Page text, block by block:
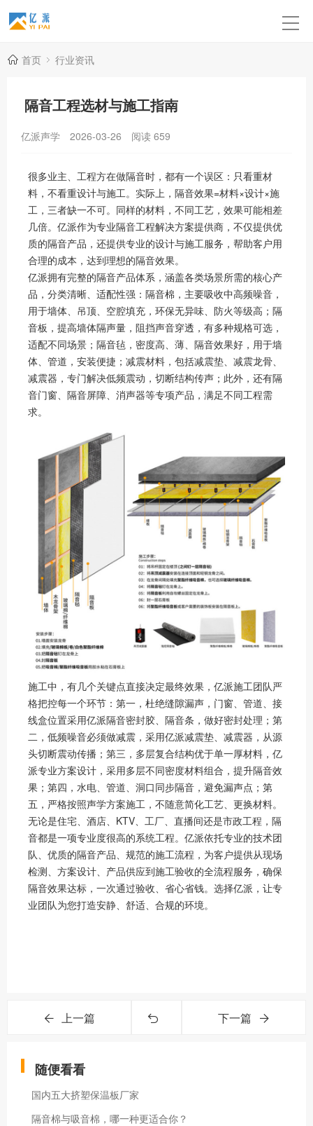
首页 行业资讯
隔音工程选材与施工指南
亿派声学 2026-03-26 阅读 659
很多业主、工程方在做隔音时，都有一个误区：只看重材
料，不看重设计与施工。实际上，隔音效果=材料×设计×施
工，三者缺一不可。同样的材料，不同工艺，效果可能相差
几倍。亿派作为专业隔音工程解决方案提供商，不仅提供优
质的隔音产品，还提供专业的设计与施工服务，帮助客户用
合理的成本，达到理想的隔音效果。
亿派拥有完整的隔音产品体系，涵盖各类场景所需的核心产
品，分类清晰、适配性强：隔音棉，主要吸收中高频噪音，
用于墙体、吊顶、空腔填充，环保无异味、防火等级高；隔
音板，提高墙体隔声量，阻挡声音穿透，有多种规格可选，
适配不同场景；隔音毡，密度高、薄、隔音效果好，用于墙
体、管道，安装便捷；减震材料，包括减震垫、减震龙骨、
减震器，专门解决低频震动，切断结构传声；此外，还有隔
音门窗、隔音屏障、消声器等专项产品，满足不同工程需
求。
施工中，有几个关键点直接决定最终效果，亿派施工团队严
格把控每一个环节：第一，杜绝缝隙漏声，门窗、管道、接
线盒位置采用亿派隔音密封胶、隔音条，做好密封处理；第
二，低频噪音必须做减震，采用亿派减震垫、减震器，从源
头切断震动传播；第三，多层复合结构优于单一厚材料，亿
派专业方案设计，采用多层不同密度材料组合，提升隔音效
果；第四，水电、管道、洞口同步隔音，避免漏声点；第
五，严格按照声学方案施工，不随意简化工艺、更换材料。
无论是住宅、酒店、KTV、工厂、直播间还是市政工程，隔
音都是一项专业度很高的系统工程。亿派依托专业的技术团
队、优质的隔音产品、规范的施工流程，为客户提供从现场
检测、方案设计、产品供应到施工验收的全流程服务，确保
隔音效果达标，一次通过验收、省心省钱。选择亿派，让专
业团队为您打造安静、舒适、合规的环境。
上一篇 下一篇
随便看看
国内五大挤塑保温板厂家
隔音棉与吸音棉，哪一种更适合你？